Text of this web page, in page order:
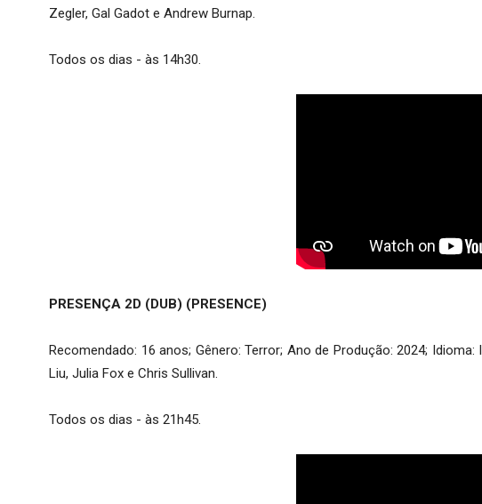
Zegler, Gal Gadot e Andrew Burnap.
Todos os dias - às 14h30.
PRESENÇA 2D (DUB) (PRESENCE)
Recomendado: 16 anos; Gênero: Terror; Ano de Produção: 2024;
Liu, Julia Fox e Chris Sullivan.
Todos os dias - às 21h45.